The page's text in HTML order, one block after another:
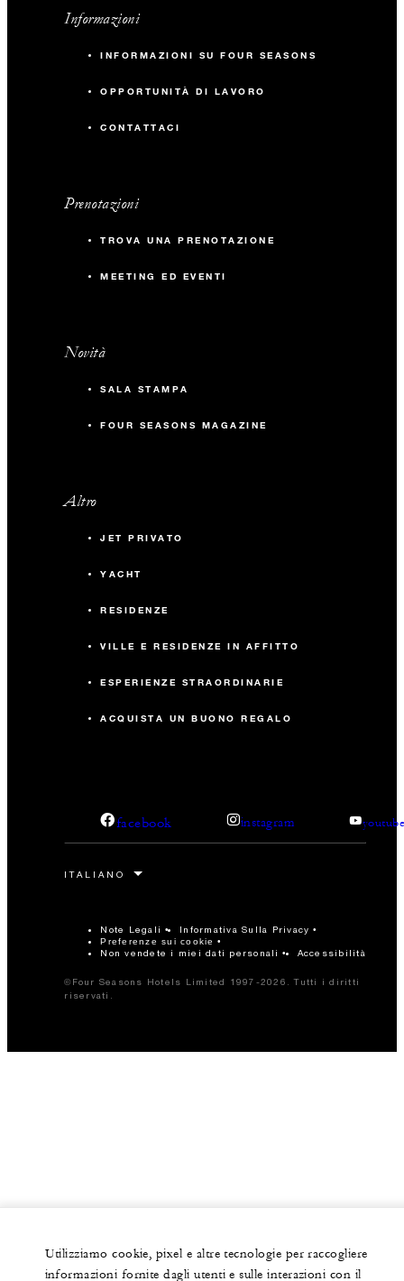
Informazioni
INFORMAZIONI SU FOUR SEASONS
OPPORTUNITÀ DI LAVORO
CONTATTACI
Prenotazioni
TROVA UNA PRENOTAZIONE
MEETING ED EVENTI
Novità
SALA STAMPA
FOUR SEASONS MAGAZINE
Altro
JET PRIVATO
YACHT
RESIDENZE
VILLE E RESIDENZE IN AFFITTO
ESPERIENZE STRAORDINARIE
ACQUISTA UN BUONO REGALO
facebook instagram
Note Legali Informativa Sulla Privacy
Preferenze sui cookie
Non vendete i miei dati personali Accessibilità
©Four Seasons Hotels Limited 1997-2026. Tutti i diritti
riservati.
Utilizziamo cookie, pixel e altre tecnologie per raccogliere
informazioni fornite dagli utenti e sulle interazioni con il